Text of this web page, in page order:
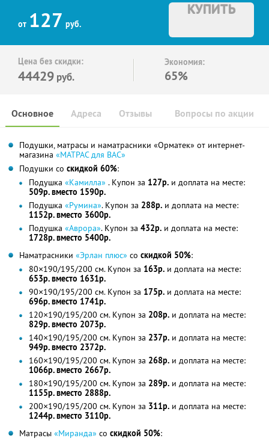
от 127 руб.
КУПИТЬ
Цена без скидки:
44429 руб.
Экономия:
65%
Основное Отзывы Вопросы по акции
Адреса
Подушки, матрасы и наматрасники «Орматек» от интернет-
магазина «МАТРАС для ВАС»
Подушки со скидкой 60%:
Подушка «Камилла» . Купон за 127р. и доплата на месте:
509р. вместо 1590р.
Подушка «Румина». Купон за 288р. и доплата на месте:
1152р. вместо 3600р.
Подушка «Аврора». Купон за 432р. и доплата на месте:
1728р. вместо 5400р.
Наматрасники «Эрлан плюс» со скидкой 50%:
80×190/195/200 см. Купон за 163р. и доплата на месте:
653р. вместо 1631р.
90×190/195/200 см. Купон за 175р. и доплата на месте:
696р. вместо 1741р.
120×190/195/200 см. Купон за 208р. и доплата на месте:
829р. вместо 2073р.
140×190/195/200 см. Купон за 237р. и доплата на месте:
949р. вместо 2372р.
160×190/195/200 см. Купон за 268р. и доплата на месте:
1066р. вместо 2667р.
180×190/195/200 см. Купон за 289р. и доплата на месте:
1155р. вместо 2888р.
200×190/195/200 см. Купон за 311р. и доплата на месте:
1244р. вместо 3110р.
Матрасы «Миранда» со скидкой 50%: